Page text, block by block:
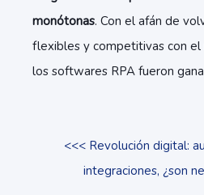
monótonas. Con el afán de
flexibles y competitivas con el
los softwares RPA fueron
<<< Revolución digital:
integraciones, ¿son